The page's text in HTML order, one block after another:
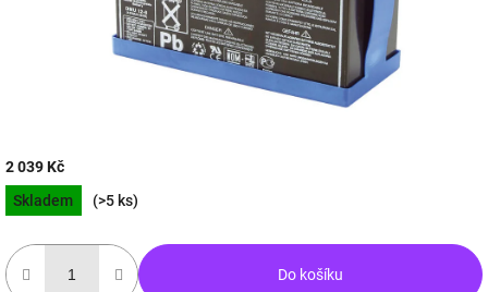
2 039 Kč
Měrná
cena:
Skladem (>5 ks)
Do košíku